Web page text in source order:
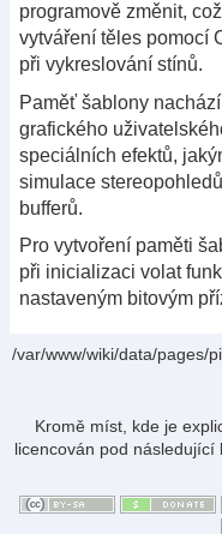
programově změnit,
vytváření těles pomocí
při vykreslování stínů.
Paměť šablony
grafického
speciálních efektů,
simulace
bufferů.
Pro vytvoření paměti
při inicializaci volat
nastaveným bitovým
/var/www/wiki/data/pages/
Kromě míst, kde je
licencován pod následující